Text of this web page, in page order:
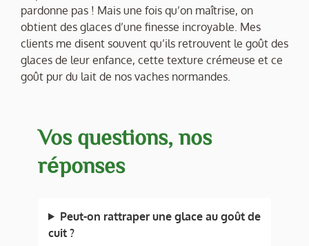
pardonne pas ! Mais une fois qu’on maîtrise, on
obtient des glaces d’une finesse incroyable. Mes
clients me disent souvent qu’ils retrouvent le goût des
glaces de leur enfance, cette texture crémeuse et ce
goût pur du lait de nos vaches normandes.
Vos questions, nos
réponses
Peut-on rattraper une glace au goût de
cuit ?